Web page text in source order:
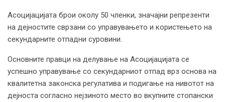
Асоцијацијата брои околу 50 членки, значајни репрезенти
на дејностите сврзани со управувањето и користењето на
секундарните отпадни суровини.
Основните правци на делување на Асоцијацијата се
успешно управување со секундарниот отпад врз основа на
квалитетна законска регулатива и подигање на нивотот на
дејноста согласно нејзиното место во вкупните стопански